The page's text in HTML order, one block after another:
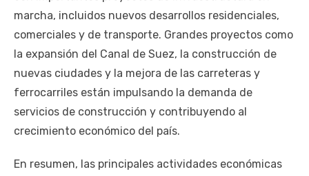
marcha, incluidos nuevos desarrollos residenciales,
comerciales y de transporte. Grandes proyectos como
la expansión del Canal de Suez, la construcción de
nuevas ciudades y la mejora de las carreteras y
ferrocarriles están impulsando la demanda de
servicios de construcción y contribuyendo al
crecimiento económico del país.
En resumen, las principales actividades económicas